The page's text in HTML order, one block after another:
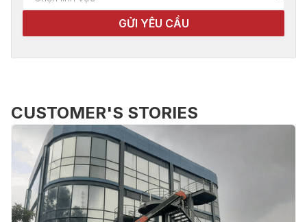
CUSTOMER'S STORIES